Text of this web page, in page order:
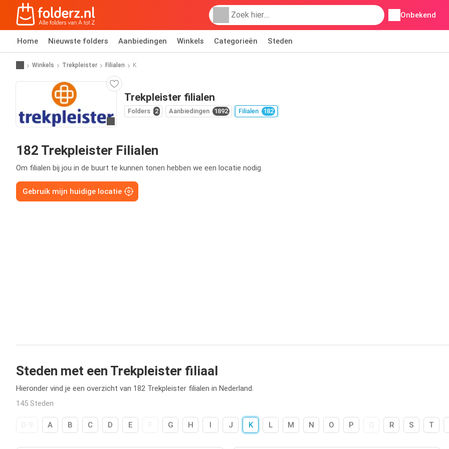
Onbekend
Home Nieuwste folders Aanbiedingen Winkels Categorieën Steden
Winkels Trekpleister Filialen K
Trekpleister filialen
Folders 2 Aanbiedingen 1892 Filialen 182
182 Trekpleister Filialen
Om filialen bij jou in de buurt te kunnen tonen hebben we een locatie nodig.
Gebruik mijn huidige locatie
Steden met een Trekpleister filiaal
Hieronder vind je een overzicht van 182 Trekpleister filialen in Nederland.
145 Steden
A B C D E G H I J K L M N O P R S T